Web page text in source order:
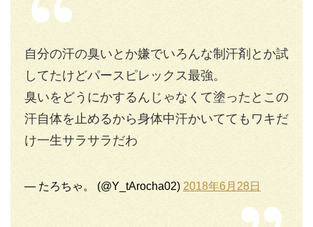
自分の汗の臭いとか嫌でいろんな制汗剤とか試
してたけどパースピレックス最強。
臭いをどうにかするんじゃなくて塗ったとこの
汗自体を止めるから身体中汗かいててもワキだ
け一生サラサラだわ
— たろちゃ。 (@Y_tArocha02) 2018年6月28日